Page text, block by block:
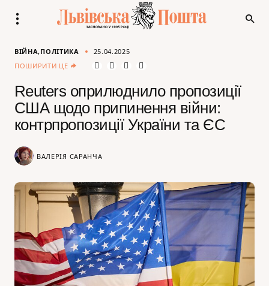
ВІЙНА ПОЛІТИКА
25.04.2025
ПОШИРИТИ ЦЕ
Reuters оприлюднило пропозиції
США щодо припинення війни:
контрпропозиції України та ЄС
ВАЛЕРІЯ САРАНЧА